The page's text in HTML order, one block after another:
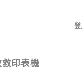
登
救印表機